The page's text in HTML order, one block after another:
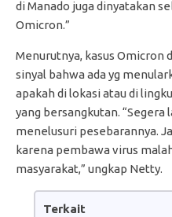
di Manado juga dinyatakan
Omicron.”
Menurutnya, kasus Omicron
sinyal bahwa ada yg
apakah di lokasi atau di
yang bersangkutan. “Segera
menelusuri pesebarannya.
karena pembawa virus
masyarakat,” ungkap Netty.
Terkait